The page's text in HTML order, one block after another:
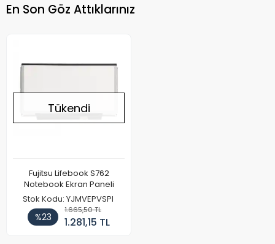
En Son Göz Attıklarınız
Tükendi
Fujitsu Lifebook S762
Notebook Ekran Paneli
Stok Kodu: YJMVEPVSPI
%23
1.665,50 TL
1.281,15 TL